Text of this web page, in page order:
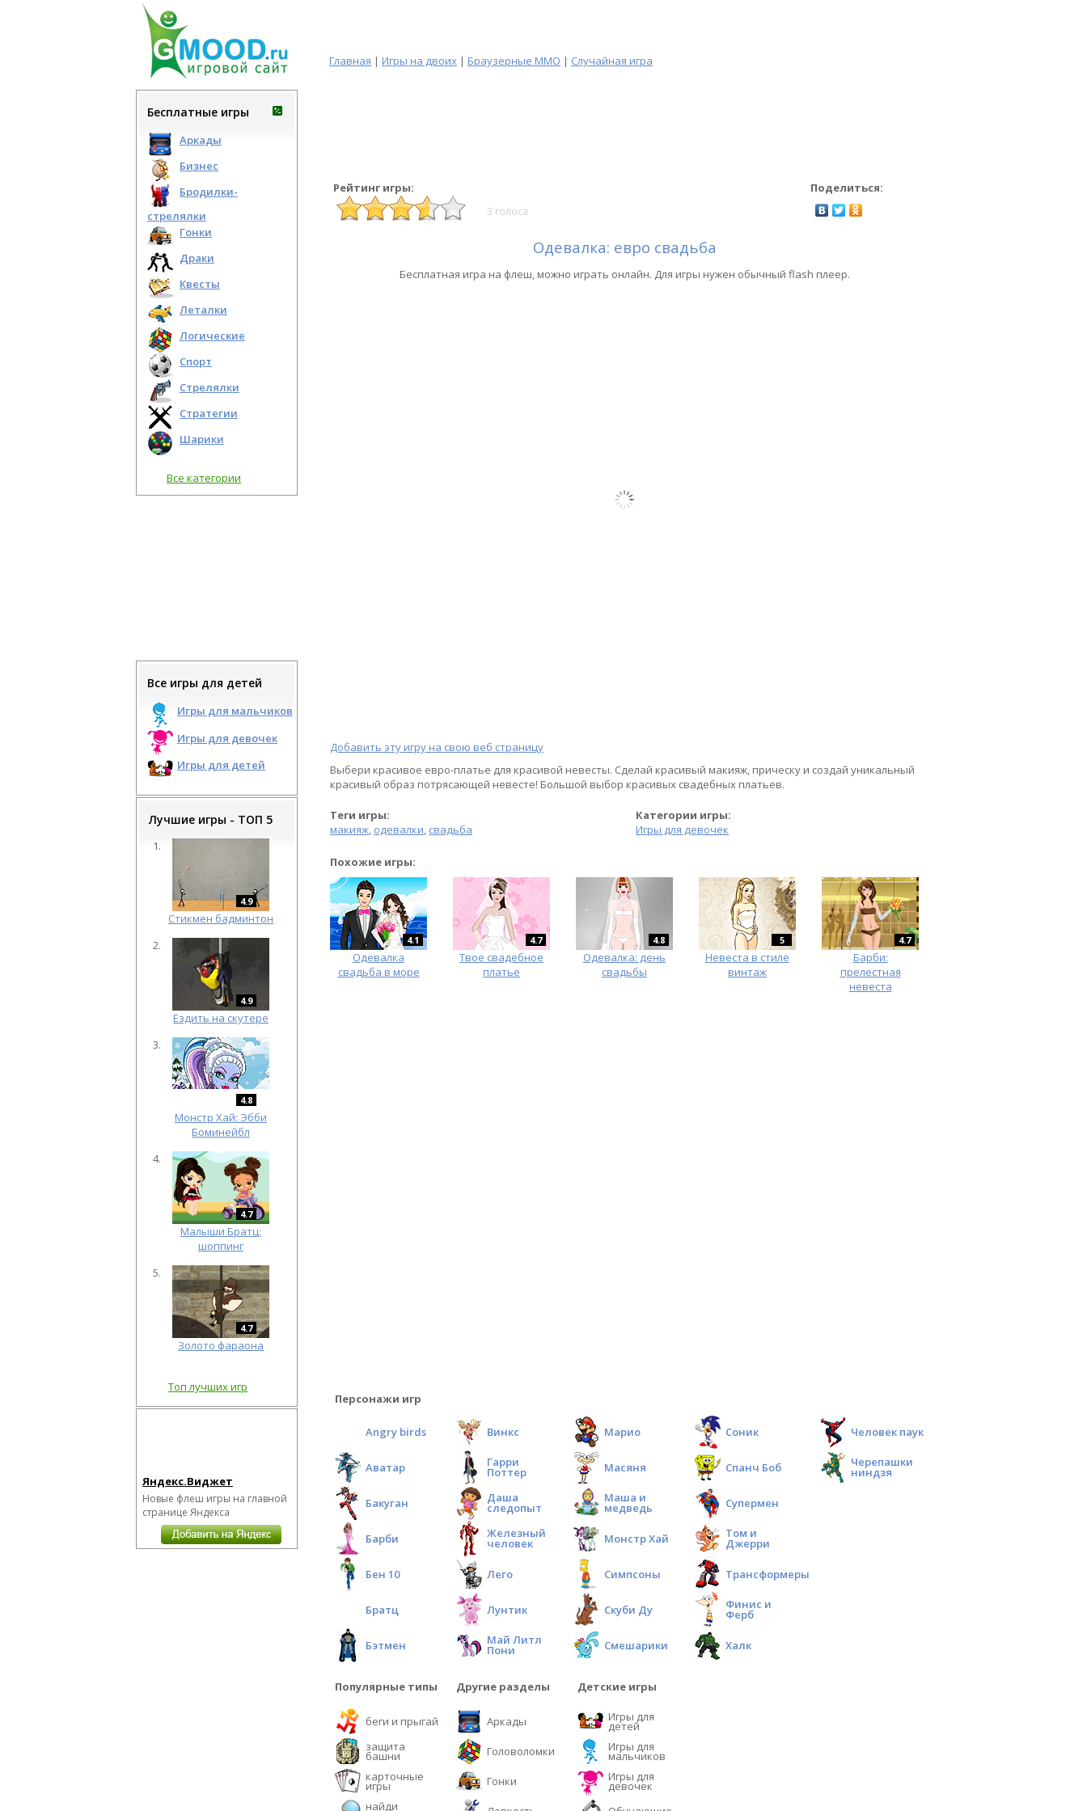
Главная | Игры на двоих | Браузерные MMO | Случайная игра
Бесплатные игры
Аркады
Бизнес
Бродилки-
стрелялки
Гонки
Драки
Квесты
Леталки
Логические
Спорт
Стрелялки
Стратегии
Шарики
Все категории
Все игры для детей
Игры для мальчиков
Игры для девочек
Игры для детей
Лучшие игры - ТОП 5
4.9
Cтикмен бадминтон
4.9
Ездить на скутере
4.8
Монстр Хай: Эбби
Боминейбл
4.7
Малыши Братц:
шоппинг
4.7
Золото фараона
Топ лучших игр
Яндекс.Виджет
Новые флеш игры на главной
странице Яндекса
Рейтинг игры: Поделиться:
3 голоса
Одевалка: евро свадьба
Бесплатная игра на флеш, можно играть онлайн. Для игры нужен обычный flash плеер.
Добавить эту игру на свою веб страницу
Выбери красивое евро-платье для красивой невесты. Сделай красивый макияж, прическу и создай уникальный
красивый образ потрясающей невесте! Большой выбор красивых свадебных платьев.
Теги игры:
Категории игры:
макияж, одевалки, свадьба Игры для девочек
Похожие игры:
4.1
Одевалка
свадьба в море
4.7
Твое свадебное
платье
4.8
Одевалка: день
свадьбы
5
Невеста в стиле
винтаж
4.7
Барби:
прелестная
невеста
Персонажи игр
Angry birds
Аватар
Бакуган
Барби
Бен 10
Братц
Бэтмен
Винкс
Гарри
Поттер
Даша
следопыт
Железный
человек
Лего
Лунтик
Май Литл
Пони
Марио
Масяня
Маша и
медведь
Монстр Хай
Симпсоны
Скуби Ду
Смешарики
Соник
Спанч Боб
Супермен
Том и
Джерри
Трансформеры
Финис и
Ферб
Халк
Человек паук
Черепашки
ниндзя
Популярные типы
беги и прыгай
защита
башни
карточные
игры
найди
Другие разделы
Аркады
Головоломки
Гонки
Детские игры
Игры для
детей
Игры для
мальчиков
Игры для
девочек